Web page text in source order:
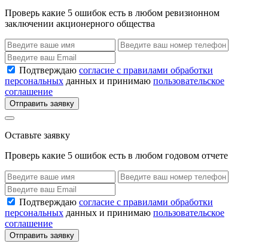
Проверь какие 5 ошибок есть в любом ревизионном
заключении акционерного общества
Подтверждаю согласие с правилами обработки
персональных данных и принимаю пользовательское
соглашение
Отправить заявку
Оставьте заявку
Проверь какие 5 ошибок есть в любом годовом отчете
Подтверждаю согласие с правилами обработки
персональных данных и принимаю пользовательское
соглашение
Отправить заявку